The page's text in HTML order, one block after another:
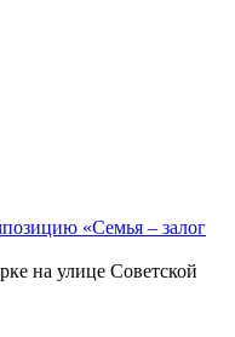
«Семья – залог
на улице Советской